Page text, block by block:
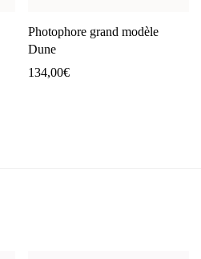
Photophore grand modèle
Dune
134,00€